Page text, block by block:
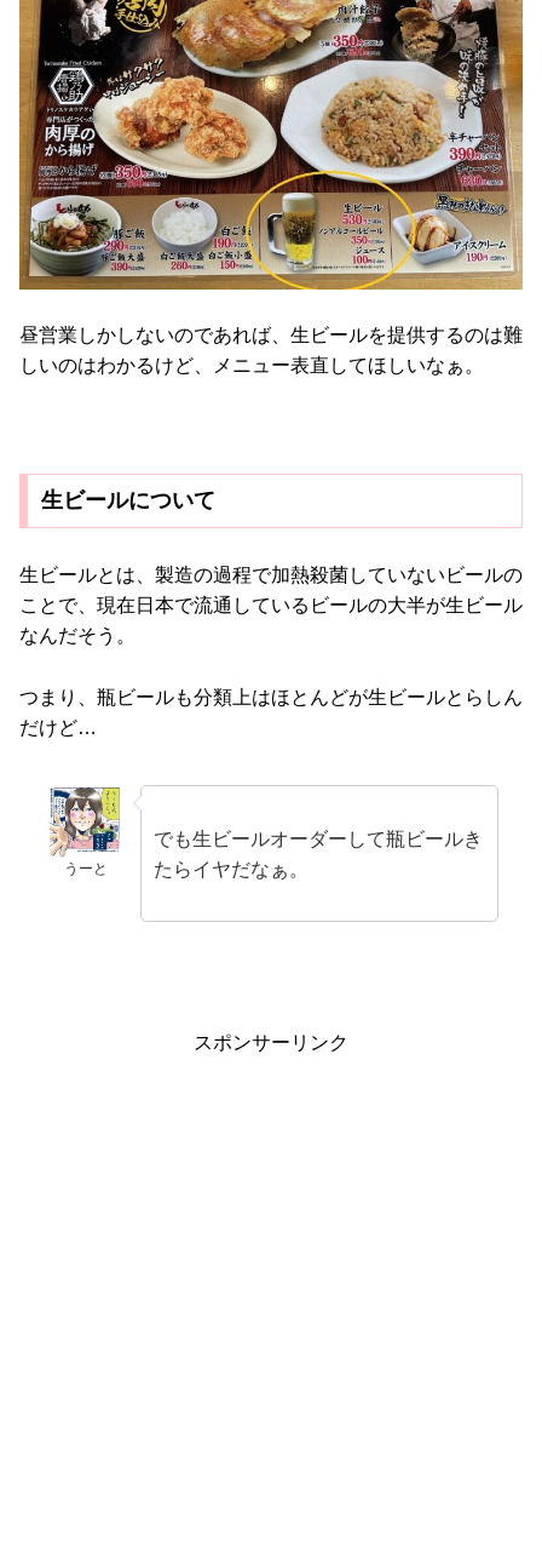
昼営業しかしないのであれば、生ビールを提供するのは難
しいのはわかるけど、メニュー表直してほしいなぁ。
生ビールについて
生ビールとは、製造の過程で加熱殺菌していないビールの
ことで、現在日本で流通しているビールの大半が生ビール
なんだそう。
つまり、瓶ビールも分類上はほとんどが生ビールとらしん
だけど…
うーと
でも生ビールオーダーして瓶ビールき
たらイヤだなぁ。
スポンサーリンク